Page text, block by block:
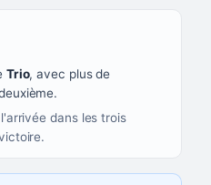
turquoise
Trio, avec plus de
dans les trois